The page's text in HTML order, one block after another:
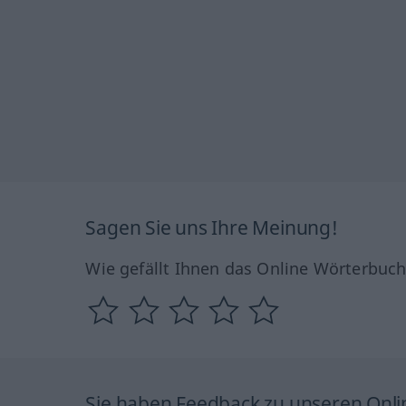
Sagen Sie uns Ihre Meinung!
Wie gefällt Ihnen das Online